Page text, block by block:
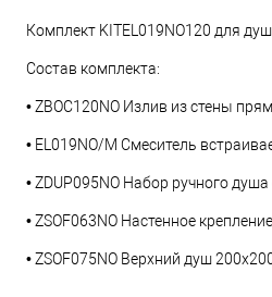
Комплект KITEL019NO120 для
Состав комплекта:
• ZBOC120NO Излив из стены
• EL019NO/M Смеситель
• ZDUP095NO Набор ручного
• ZSOF063NO Настенное
• ZSOF075NO Верхний душ